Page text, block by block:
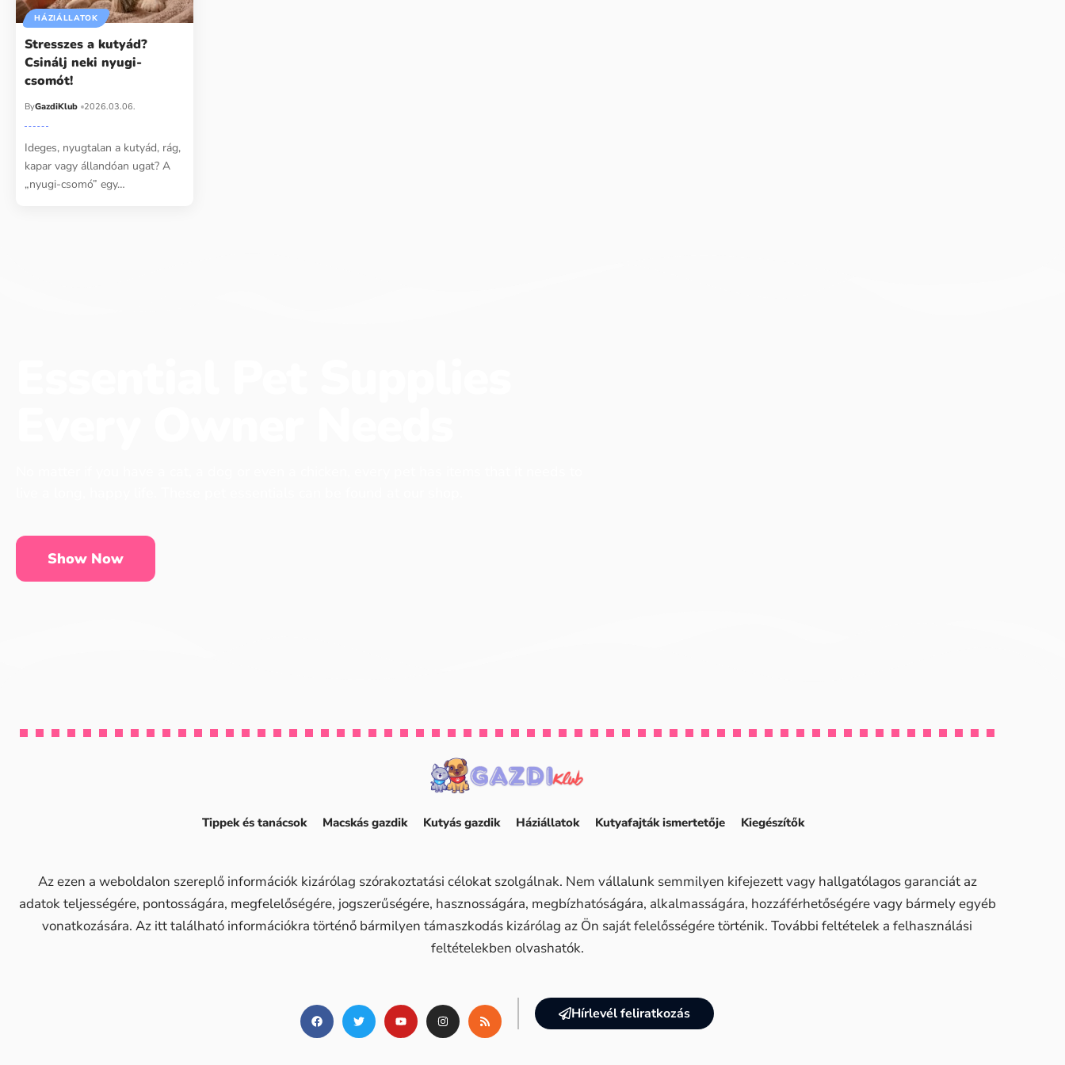
HÁZIÁLLATOK
Stresszes a kutyád?
Csinálj neki nyugi-
csomót!
ByGazdiKlub 2026.03.06.
Ideges, nyugtalan a kutyád, rág,
kapar vagy állandóan ugat? A
„nyugi-csomó” egy…
Show Now
Tippek és tanácsok Macskás gazdik Kutyás gazdik Háziállatok Kutyafajták ismertetője Kiegészítők
Az ezen a weboldalon szereplő információk kizárólag szórakoztatási célokat szolgálnak. Nem vállalunk semmilyen kifejezett vagy hallgatólagos garanciát az
adatok teljességére, pontosságára, megfelelőségére, jogszerűségére, hasznosságára, megbízhatóságára, alkalmasságára, hozzáférhetőségére vagy bármely egyéb
vonatkozására. Az itt található információkra történő bármilyen támaszkodás kizárólag az Ön saját felelősségére történik. További feltételek a felhasználási
feltételekben olvashatók.
Hírlevél feliratkozás